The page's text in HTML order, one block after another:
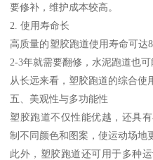
要修补，维护成本较高。
2. 使用寿命长
高质量的塑胶跑道使用寿命可达
2-3年就需要翻修，水泥跑道也可
从长远来看，塑胶跑道的综合使
五、美观性与多功能性
塑胶跑道不仅性能优越，还具
制不同颜色和图案，使运动场地
此外，塑胶跑道还可用于多种